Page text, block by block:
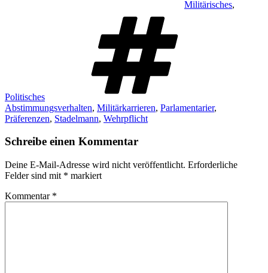
Militärisches,
Politisches
Abstimmungsverhalten, Militärkarrieren, Parlamentarier,
Präferenzen, Stadelmann, Wehrpflicht
Schreibe einen Kommentar
Deine E-Mail-Adresse wird nicht veröffentlicht. Erforderliche
Felder sind mit * markiert
Kommentar *